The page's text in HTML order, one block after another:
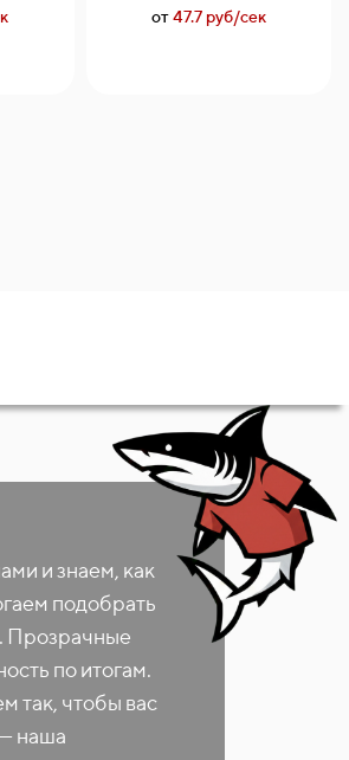
от47.7 руб/сек
и знаем, как
подобрать
Прозрачные
по итогам.
так, чтобы вас
наша